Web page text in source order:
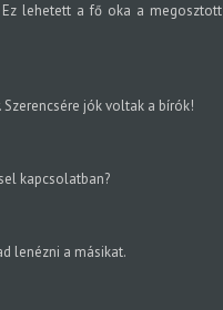
lehetett a fő oka a megosztott
Szerencsére jók voltak a bírók!
kapcsolatban?
lenézni a másikat.